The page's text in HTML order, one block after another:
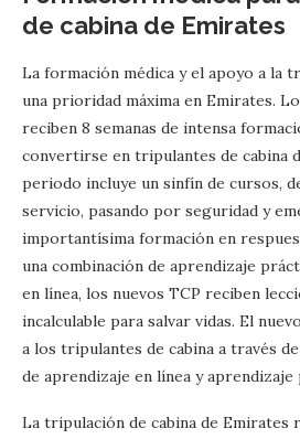
de cabina de Emirates
La formación médica y el apoyo a la
una prioridad máxima en Emirates.
reciben 8 semanas de intensa
convertirse en tripulantes de cabina
periodo incluye un sinfín de cursos,
servicio, pasando por seguridad y
importantísima formación en
una combinación de aprendizaje
en línea, los nuevos TCP reciben
incalculable para salvar vidas. El
a los tripulantes de cabina a través
de aprendizaje en línea y aprendizaje
La tripulación de cabina de Emirates